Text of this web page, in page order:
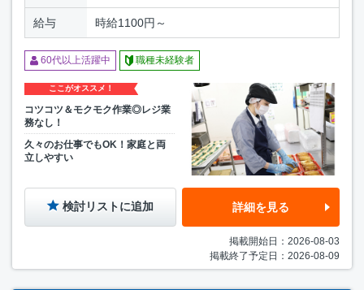
給与 時給1100円～
60代以上活躍中 職種未経験者
ここがオススメ！
コツコツ＆モクモク作業◎レジ業
務なし！
久々のお仕事でもOK！家庭と両
立しやすい
検討リストに追加 詳細を見る
掲載開始日：2026-08-03
掲載終了予定日：2026-08-09